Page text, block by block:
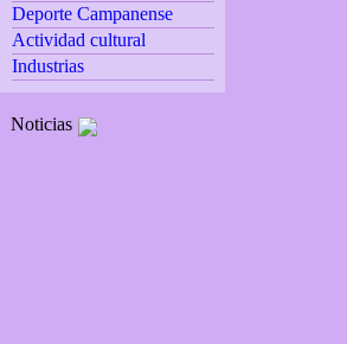
Deporte Campanense
Actividad cultural
Industrias
Noticias